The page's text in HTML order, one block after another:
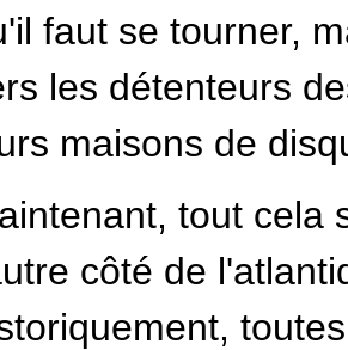
faut se tourner,
les détenteurs
maisons de
tout cela
côté de